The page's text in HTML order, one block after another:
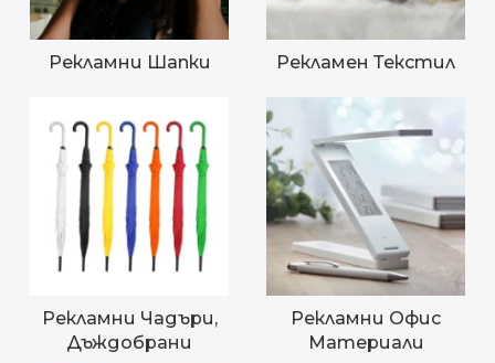
Рекламни Шапки Рекламен Текстил
Рекламни Чадъри,
Дъждобрани
Рекламни Офис
Материали